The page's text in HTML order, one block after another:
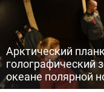
Арктический
голографический
океане полярной